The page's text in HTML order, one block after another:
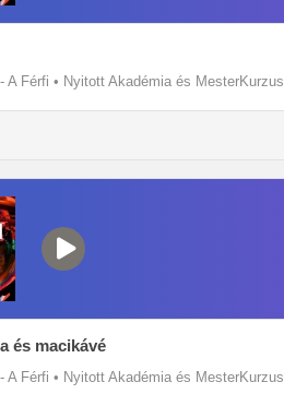
A Férfi • Nyitott Akadémia és MesterKurzus
és macikávé
A Férfi • Nyitott Akadémia és MesterKurzus